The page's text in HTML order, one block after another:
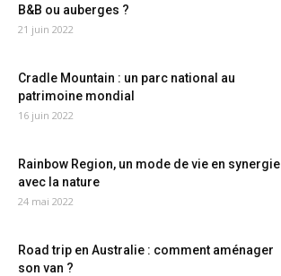
B&B ou auberges ?
21 juin 2022
Cradle Mountain : un parc national au
patrimoine mondial
16 juin 2022
Rainbow Region, un mode de vie en synergie
avec la nature
24 mai 2022
Road trip en Australie : comment aménager
son van ?